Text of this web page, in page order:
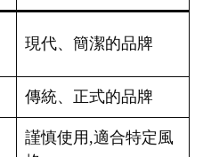
現代、簡潔的品牌
傳統、正式的品牌
謹慎使用,適合特定風